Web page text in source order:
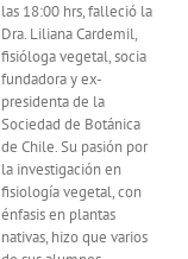
las 18:00 hrs, falleció la
Dra. Liliana Cardemil,
fisióloga vegetal, socia
fundadora y ex-
presidenta de la
Sociedad de Botánica
de Chile. Su pasión por
la investigación en
fisiología vegetal, con
énfasis en plantas
nativas, hizo que varios